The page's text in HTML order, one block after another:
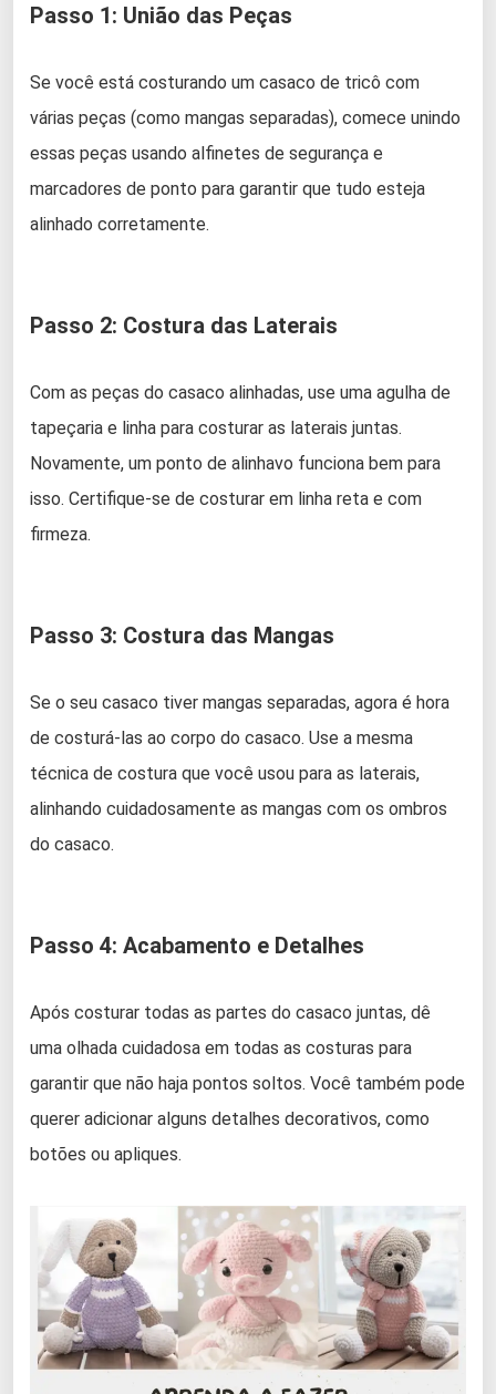
Passo 1: União das Peças
Se você está costurando um casaco de tricô com
várias peças (como mangas separadas), comece unindo
essas peças usando alfinetes de segurança e
marcadores de ponto para garantir que tudo esteja
alinhado corretamente.
Passo 2: Costura das Laterais
Com as peças do casaco alinhadas, use uma agulha de
tapeçaria e linha para costurar as laterais juntas.
Novamente, um ponto de alinhavo funciona bem para
isso. Certifique-se de costurar em linha reta e com
firmeza.
Passo 3: Costura das Mangas
Se o seu casaco tiver mangas separadas, agora é hora
de costurá-las ao corpo do casaco. Use a mesma
técnica de costura que você usou para as laterais,
alinhando cuidadosamente as mangas com os ombros
do casaco.
Passo 4: Acabamento e Detalhes
Após costurar todas as partes do casaco juntas, dê
uma olhada cuidadosa em todas as costuras para
garantir que não haja pontos soltos. Você também pode
querer adicionar alguns detalhes decorativos, como
botões ou apliques.